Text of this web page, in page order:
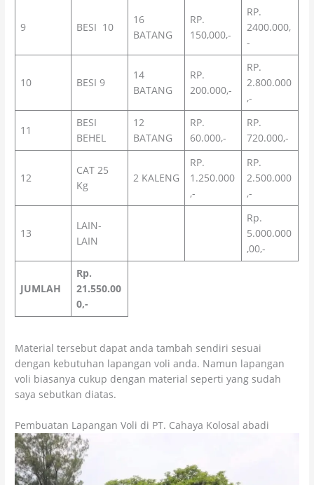
9 BESI 10
16
BATANG
RP.
150,000,-
RP.
2400.000,
-
10 BESI 9
14
BATANG
RP.
200.000,-
RP.
2.800.000
,-
11
BESI
BEHEL
12
BATANG
RP.
60.000,-
RP.
720.000,-
12
CAT 25
Kg
2 KALENG
RP.
1.250.000
,-
RP.
2.500.000
,-
13
LAIN-
LAIN
Rp.
5.000.000
,00,-
JUMLAH
Rp.
21.550.00
0,-
Material tersebut dapat anda tambah sendiri sesuai
dengan kebutuhan lapangan voli anda. Namun lapangan
voli biasanya cukup dengan material seperti yang sudah
saya sebutkan diatas.
Pembuatan Lapangan Voli di PT. Cahaya Kolosal abadi